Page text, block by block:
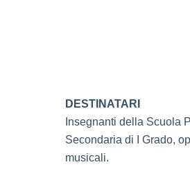
DESTINATARI
Insegnanti della Scuola
Secondaria di I Grado,
musicali.